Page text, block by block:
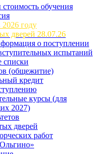
обучения
году
дверей 28.07.26
о поступлении
испытаний
списки
(общежитие)
кредит
курсы (для
2027)
дверей
работ